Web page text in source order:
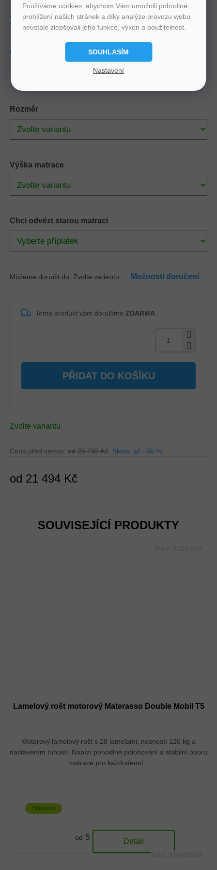
Používáme cookies, abychom Vám umožnili pohodlné
prohlížení našich stránek a díky analýze provozu webu
neustále zlepšovali jeho funkce, výkon a použitelnost.
SOUHLASÍM
Nastavení
od 25 792 Kč až –56 %
od 21 494 Kč
Zvolte variantu
Rozměr
Výška matrace
Chci odvézt starou matraci
Můžeme doručit do: Zvolte variantu Možnosti doručení
PŘIDAT DO KOŠÍKU
Tento produkt vám doručíme ZDARMA
3-4
Tuhost 150 Kg
Nosnost
SOUVISEJÍCÍ PRODUKTY
Lamelový rošt motorový Materasso Double Mobil T5
Motorový lamelový rošt s 28 lamelami, nosností 120 kg a
nastavením tuhosti. Nabízí pohodlné polohování a stabilní oporu
matrace pro každodenní...
Skladem
od 5 540 Kč Detail